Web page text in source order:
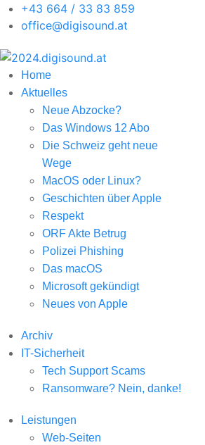
+43 664 / 33 83 859
office@digisound.at
Home
Aktuelles
Neue Abzocke?
Das Windows 12 Abo
Die Schweiz geht neue
Wege
MacOS oder Linux?
Geschichten über Apple
Respekt
ORF Akte Betrug
Polizei Phishing
Das macOS
Microsoft gekündigt
Neues von Apple
Archiv
IT-Sicherheit
Tech Support Scams
Ransomware? Nein, danke!
Leistungen
Web-Seiten